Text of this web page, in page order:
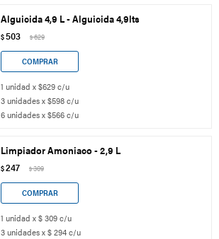
Alguicida 4,9 L - Alguicida 4,9lts
$503 $629
1 unidad x $629 c/u
3 unidades x $598 c/u
6 unidades x $566 c/u
Limpiador Amoniaco - 2,9 L
$247 $309
1 unidad x $ 309 c/u
3 unidades x $ 294 c/u